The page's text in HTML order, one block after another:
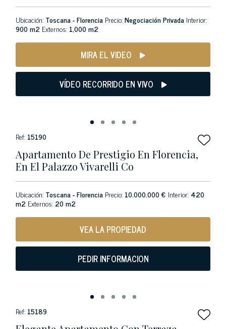
Ubicación: Toscana - Florencia Precio:Negociación Privada Interior:
900 m2 Externos: 1,000 m2
MIRA EL VIDEO
VÍDEO RECORRIDO EN VIVO
Ref: 15190
Apartamento De Prestigio En Florencia,
En El Palazzo Vivarelli Co
Ubicación: Toscana - Florencia Precio: 10.000.000 € Interior: 420
m2 Externos: 20 m2
VEA LA PROPIEDAD
PEDIR INFORMACION
Ref: 15189